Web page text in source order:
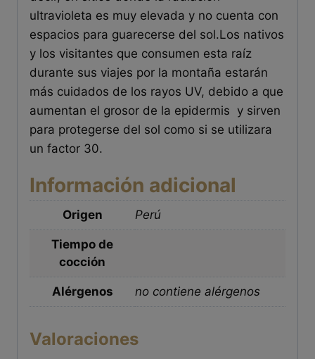
ultravioleta es muy elevada y no cuenta con
espacios para guarecerse del sol.Los nativos
y los visitantes que consumen esta raíz
durante sus viajes por la montaña estarán
más cuidados de los rayos UV, debido a que
aumentan el grosor de la epidermis y sirven
para protegerse del sol como si se utilizara
un factor 30.
Información adicional
Origen Perú
Tiempo de
cocción
Alérgenos no contiene alérgenos
Valoraciones